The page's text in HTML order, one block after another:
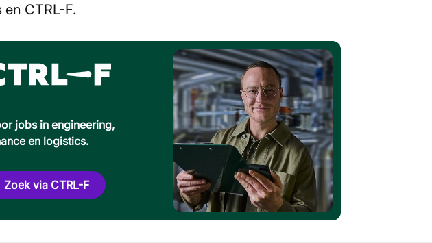
CTRL-F.
jobs in engineering,
en logistics.
Zoek via CTRL-F